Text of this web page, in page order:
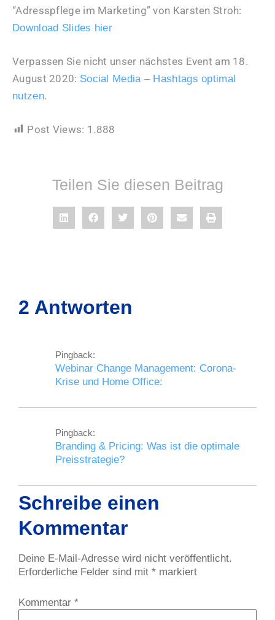
“Adresspflege im Marketing” von Karsten Stroh:
Download Slides hier
Verpassen Sie nicht unser nächstes Event am 18.
August 2020: Social Media – Hashtags optimal
nutzen.
Post Views: 1.888
Teilen Sie diesen Beitrag
2 Antworten
Pingback:
Webinar Change Management: Corona-
Krise und Home Office:
Pingback:
Branding & Pricing: Was ist die optimale
Preisstrategie?
Schreibe einen
Kommentar
Deine E-Mail-Adresse wird nicht veröffentlicht.
Erforderliche Felder sind mit * markiert
Kommentar *